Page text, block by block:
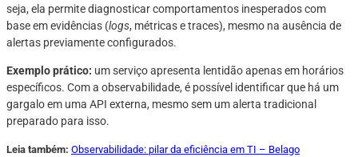
seja, ela permite diagnosticar comportamentos inesperados com
base em evidências (logs, métricas e traces), mesmo na ausência de
alertas previamente configurados.
Exemplo prático: um serviço apresenta lentidão apenas em horários
específicos. Com a observabilidade, é possível identificar que há um
gargalo em uma API externa, mesmo sem um alerta tradicional
preparado para isso.
Leia também: Observabilidade: pilar da eficiência em TI – Belago